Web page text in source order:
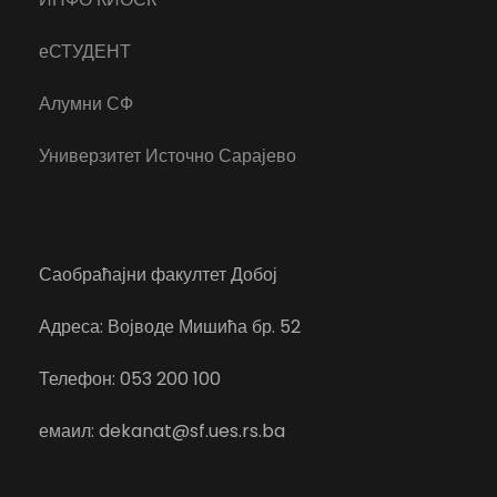
еСТУДЕНТ
Алумни СФ
Универзитет Источно Сарајево
Саобраћајни факултет Добој
Адреса: Војводе Мишића бр. 52
Телефон: 053 200 100
емаил: dekanat@sf.ues.rs.ba